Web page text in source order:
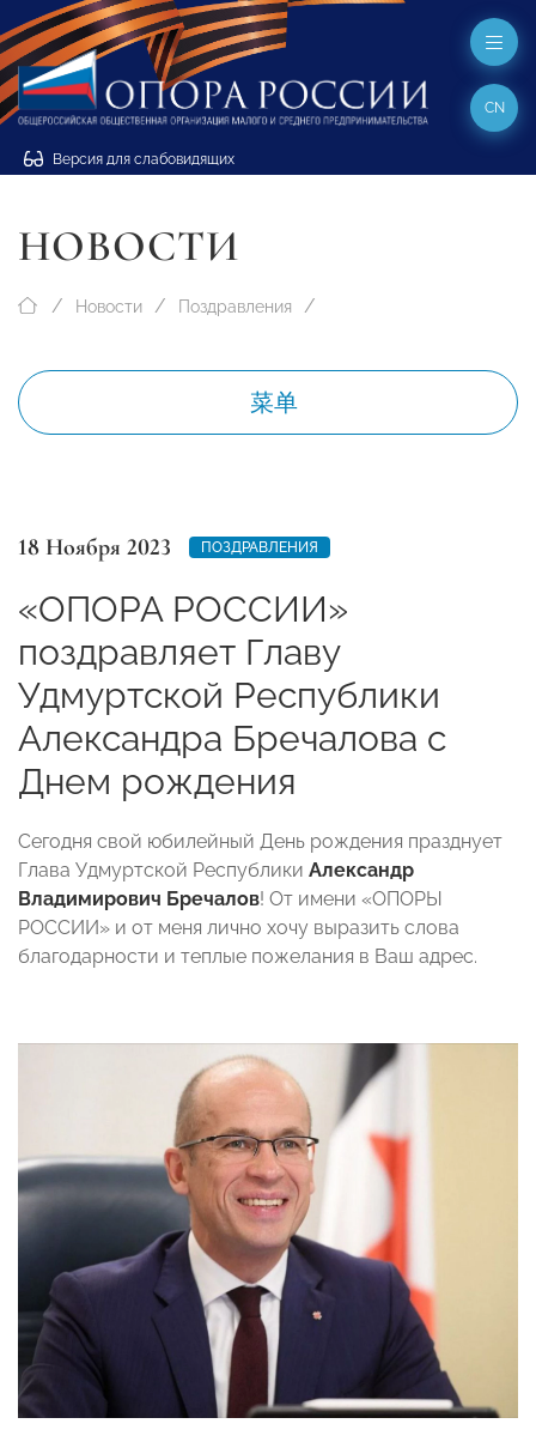
Версия для слабовидящих
CN
НОВОСТИ
Новости Поздравления
菜单
18 Ноября 2023 ПОЗДРАВЛЕНИЯ
«ОПОРА РОССИИ»
поздравляет Главу
Удмуртской Республики
Александра Бречалова с
Днем рождения
Сегодня свой юбилейный День рождения празднует
Глава Удмуртской Республики Александр
Владимирович Бречалов! От имени «ОПОРЫ
РОССИИ» и от меня лично хочу выразить слова
благодарности и теплые пожелания в Ваш адрес.